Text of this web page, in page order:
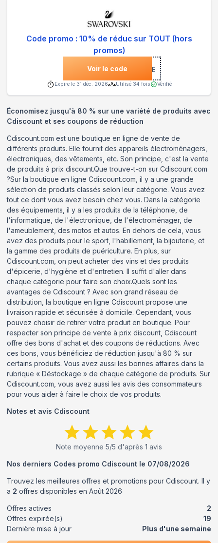
Code promo : 10% de réduc sur TOUT (hors
promos)
Voir le code***COME
Expire le 31 déc. 2026 Utilisé 34 fois Vérifié
Économisez jusqu'à 80 % sur une variété de produits avec
Cdiscount et ses coupons de réduction
Cdiscount.com est une boutique en ligne de vente de
différents produits. Elle fournit des appareils électroménagers,
électroniques, des vêtements, etc. Son principe, c'est la vente
de produits à prix discount.Que trouve-t-on sur Cdiscount.com
?Sur la boutique en ligne Cdiscount.com, il y a une grande
sélection de produits classés selon leur catégorie. Vous avez
tout ce dont vous avez besoin chez vous. Dans la catégorie
des équipements, il y a les produits de la téléphonie, de
l'informatique, de l'électronique, de l'électroménager, de
l'ameublement, des motos et autos. En dehors de cela, vous
avez des produits pour le sport, l'habillement, la bijouterie, et
la gamme des produits de puériculture. En plus, sur
Cdiscount.com, on peut acheter des vins et des produits
d'épicerie, d'hygiène et d'entretien. Il suffit d'aller dans
chaque catégorie pour faire son choix.Quels sont les
avantages de Cdiscount ? Avec son grand réseau de
distribution, la boutique en ligne Cdiscount propose une
livraison rapide et sécurisée à domicile. Cependant, vous
pouvez choisir de retirer votre produit en boutique. Pour
respecter son principe de vente à prix discount, Cdiscount
offre des bons d'achat et des coupons de réductions. Avec
ces bons, vous bénéficiez de réduction jusqu'à 80 % sur
certains produits. Vous avez aussi les bonnes affaires dans la
rubrique « Déstockage » de chaque catégorie de produits. Sur
Cdiscount.com, vous avez aussi les avis des consommateurs
pour vous aider à faire le choix de vos produits.
Notes et avis Cdiscount
Note moyenne 5/5 d'après 1 avis
Nos derniers Codes promo Cdiscount le 07/08/2026
Trouvez les meilleures offres et promotions pour Cdiscount. Il y
a 2 offres disponibles en Août 2026
Offres actives
2
Offres expirée(s)
19
Dernière mise à jour
Plus d'une semaine